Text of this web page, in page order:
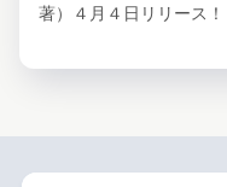
著）４月４日リリース！